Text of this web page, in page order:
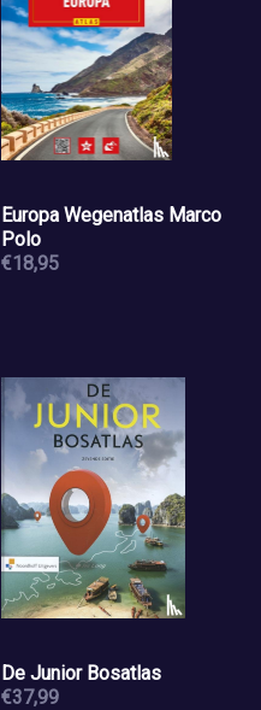
Europa Wegenatlas Marco
Polo
€18,95
De Junior Bosatlas
€37,99